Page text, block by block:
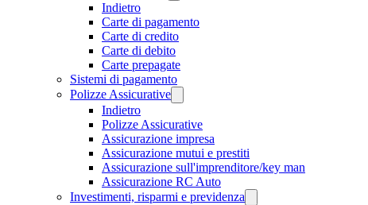
Indietro
Carte di pagamento
Carte di credito
Carte di debito
Carte prepagate
Sistemi di pagamento
Polizze Assicurative
Indietro
Polizze Assicurative
Assicurazione impresa
Assicurazione mutui e prestiti
Assicurazione sull'imprenditore/key man
Assicurazione RC Auto
Investimenti, risparmi e previdenza